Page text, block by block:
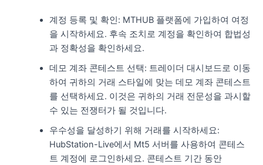
계정 등록 및 확인: MTHUB 플랫폼에 가입하여 여정
을 시작하세요. 후속 조치로 계정을 확인하여 합법성
과 정확성을 확인하세요.
데모 계좌 콘테스트 선택: 트레이더 대시보드로 이동
하여 귀하의 거래 스타일에 맞는 데모 계좌 콘테스트
를 선택하세요. 이것은 귀하의 거래 전문성을 과시할
수 있는 전쟁터가 될 것입니다.
우수성을 달성하기 위해 거래를 시작하세요:
HubStation-Live에서 Mt5 서버를 사용하여 콘테스
트 계정에 로그인하세요. 콘테스트 기간 동안